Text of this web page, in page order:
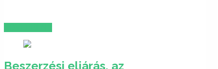
Beszerzési eljárás, az